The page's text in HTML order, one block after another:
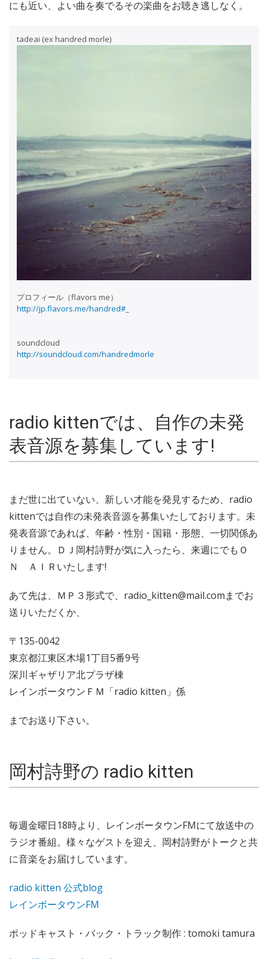
にも近い、よい曲を奏でるその楽曲をお聴き逃しなく。
tadeai (ex handred morle)
プロフィール（flavors me）
http://jp.flavors.me/handred#_
soundcloud
http://soundcloud.com/handredmorle
radio kittenでは、自作の未発
表音源を募集しています!
まだ世に出ていない、新しい才能を発見するため、radio
kittenでは自作の未発表音源を募集いたしております。未
発表音源であれば、年齢・性別・国籍・形態、一切関係あ
りません。ＤＪ岡村詩野が気に入ったら、来週にでもＯ
Ｎ ＡＩＲいたします!
あて先は、ＭＰ３形式で、radio_kitten@mail.comまでお
送りいただくか、
〒135-0042
東京都江東区木場1丁目5番9号
深川ギャザリア北プラザ棟
レインボータウンＦＭ「radio kitten」係
までお送り下さい。
岡村詩野の radio kitten
毎週金曜日18時より、レインボータウンFMにて放送中の
ラジオ番組。様々なゲストを迎え、岡村詩野がトークと共
に音楽をお届けしています。
radio kitten 公式blog
レインボータウンFM
ポッドキャスト・バック・トラック制作 : tomoki tamura